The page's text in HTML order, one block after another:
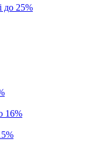
до 25%
16%